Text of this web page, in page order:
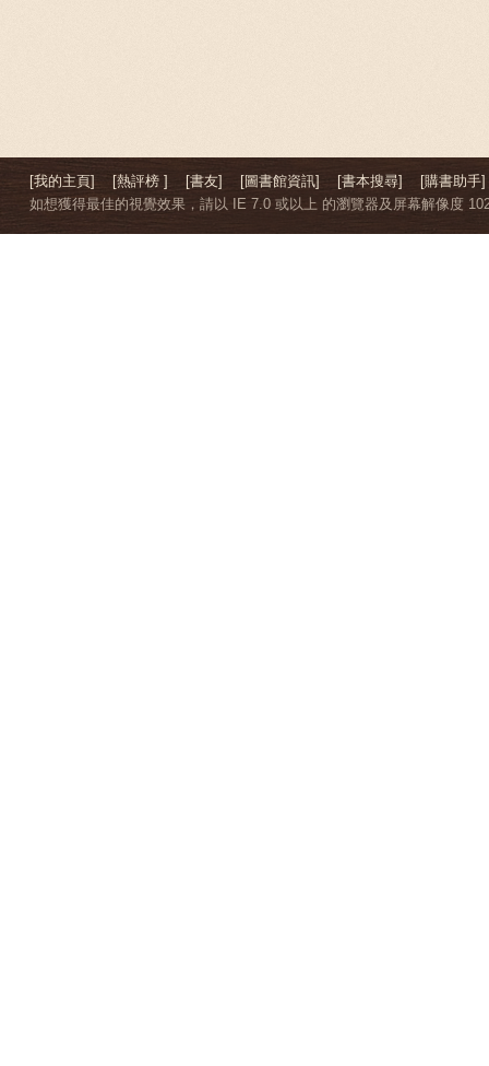
[我的主頁] [熱評榜 ] [書友] [圖書館資訊] [書本搜尋]
[購書助手]
如想獲得最佳的視覺效果，請以 IE 7.0 或以上 的瀏覽器及屏幕解像度